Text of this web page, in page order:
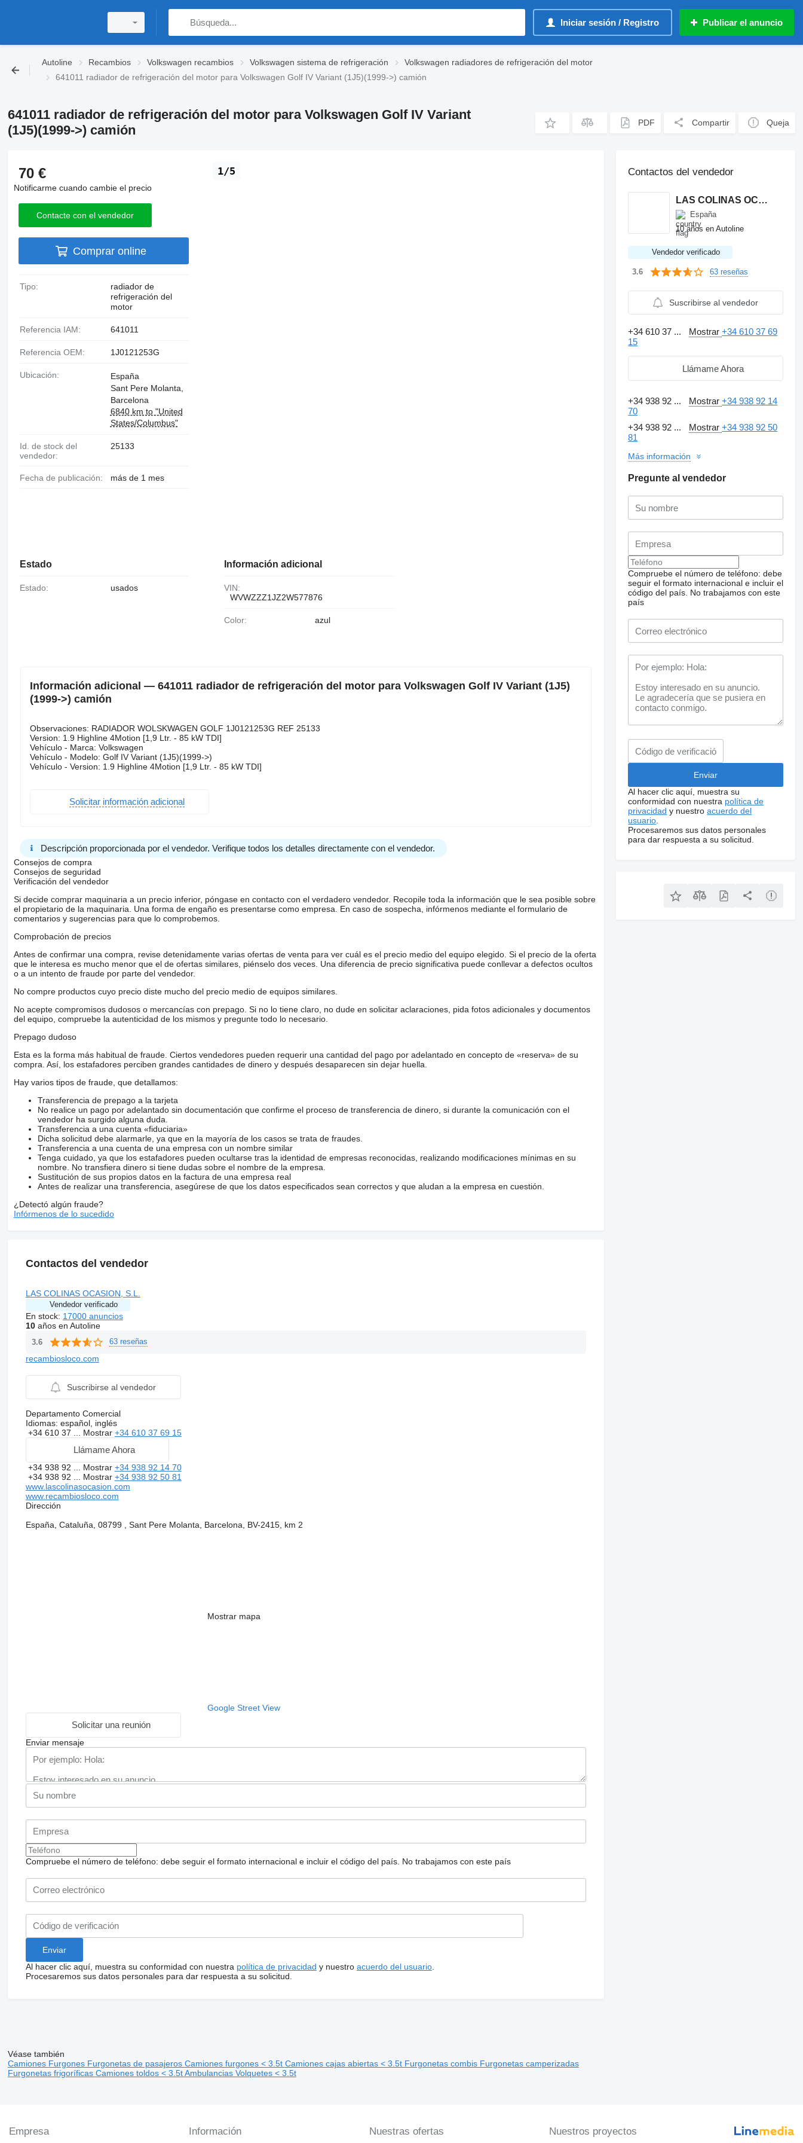
Iniciar sesión / Registro Publicar el anuncio
Autoline Recambios Volkswagen recambios Volkswagen sistema de refrigeración
Volkswagen radiadores de refrigeración del motor
641011 radiador de refrigeración del motor para Volkswagen Golf IV Variant (1J5)(1999->) camión
641011 radiador de refrigeración del motor para Volkswagen Golf IV Variant
(1J5)(1999->) camión
PDF Compartir Queja
Solicitar fotos
1/5
70 €
Notificarme cuando cambie el precio
Contacte con el vendedor
Comprar online
Tipo:
radiador de
refrigeración del
motor
Referencia IAM: 641011
Referencia OEM: 1J0121253G
Ubicación:
España
Sant Pere Molanta,
Barcelona
6840 km to "United
States/Columbus"
Id. de stock del
vendedor:
25133
Fecha de publicación: más de 1 mes
Estado
Estado: usados
Información adicional
VIN:
WVWZZZ1JZ2W577876
Color: azul
Información adicional — 641011 radiador de refrigeración del motor para Volkswagen Golf IV Variant (1J5)
(1999->) camión
Observaciones: RADIADOR WOLSKWAGEN GOLF 1J0121253G REF 25133
Version: 1.9 Highline 4Motion [1,9 Ltr. - 85 kW TDI]
Vehículo - Marca: Volkswagen
Vehículo - Modelo: Golf IV Variant (1J5)(1999->)
Vehículo - Version: 1.9 Highline 4Motion [1,9 Ltr. - 85 kW TDI]
Solicitar información adicional
Descripción proporcionada por el vendedor. Verifique todos los detalles directamente con el vendedor.
Consejos de compra
Consejos de seguridad
Verificación del vendedor
Si decide comprar maquinaria a un precio inferior, póngase en contacto con el verdadero vendedor. Recopile toda la información que le sea posible sobre
el propietario de la maquinaria. Una forma de engaño es presentarse como empresa. En caso de sospecha, infórmenos mediante el formulario de
comentarios y sugerencias para que lo comprobemos.
Comprobación de precios
Antes de confirmar una compra, revise detenidamente varias ofertas de venta para ver cuál es el precio medio del equipo elegido. Si el precio de la oferta
que le interesa es mucho menor que el de ofertas similares, piénselo dos veces. Una diferencia de precio significativa puede conllevar a defectos ocultos
o a un intento de fraude por parte del vendedor.
No compre productos cuyo precio diste mucho del precio medio de equipos similares.
No acepte compromisos dudosos o mercancías con prepago. Si no lo tiene claro, no dude en solicitar aclaraciones, pida fotos adicionales y documentos
del equipo, compruebe la autenticidad de los mismos y pregunte todo lo necesario.
Prepago dudoso
Esta es la forma más habitual de fraude. Ciertos vendedores pueden requerir una cantidad del pago por adelantado en concepto de «reserva» de su
compra. Así, los estafadores perciben grandes cantidades de dinero y después desaparecen sin dejar huella.
Hay varios tipos de fraude, que detallamos:
Transferencia de prepago a la tarjeta
No realice un pago por adelantado sin documentación que confirme el proceso de transferencia de dinero, si durante la comunicación con el
vendedor ha surgido alguna duda.
Transferencia a una cuenta «fiduciaria»
Dicha solicitud debe alarmarle, ya que en la mayoría de los casos se trata de fraudes.
Transferencia a una cuenta de una empresa con un nombre similar
Tenga cuidado, ya que los estafadores pueden ocultarse tras la identidad de empresas reconocidas, realizando modificaciones mínimas en su
nombre. No transfiera dinero si tiene dudas sobre el nombre de la empresa.
Sustitución de sus propios datos en la factura de una empresa real
Antes de realizar una transferencia, asegúrese de que los datos especificados sean correctos y que aludan a la empresa en cuestión.
¿Detectó algún fraude?
Infórmenos de lo sucedido
Contactos del vendedor
LAS COLINAS OCASION, S.L.
Vendedor verificado
En stock: 17000 anuncios
10años en Autoline
3.6 63 reseñas
recambiosloco.com
Suscribirse al vendedor
Departamento Comercial
Idiomas: español, inglés
+34 610 37 ... Mostrar +34 610 37 69 15
Llámame Ahora
+34 938 92 ... Mostrar +34 938 92 14 70
+34 938 92 ... Mostrar +34 938 92 50 81
www.lascolinasocasion.com
www.recambiosloco.com
Dirección
España, Cataluña, 08799 , Sant Pere Molanta, Barcelona, BV-2415, km 2
Mostrar mapa
Google Street View
Solicitar una reunión
Enviar mensaje
Compruebe el número de teléfono: debe seguir el formato internacional e incluir el código del país. No trabajamos con este país
Al hacer clic aquí, muestra su conformidad con nuestra política de privacidad y nuestro acuerdo del usuario.
Procesaremos sus datos personales para dar respuesta a su solicitud.
Contactos del vendedor
LAS COLINAS OCASION, S.L.
España
10 años en Autoline
Vendedor verificado
3.6 63 reseñas
Suscribirse al vendedor
+34 610 37 ... Mostrar+34 610 37 69
15
Llámame Ahora
+34 938 92 ... Mostrar+34 938 92 14
70
+34 938 92 ...
Mostrar+34 938 92 50
81
Más información
Pregunte al vendedor
Compruebe el número de teléfono: debe
seguir el formato internacional e incluir el
código del país. No trabajamos con este
país
Al hacer clic aquí, muestra su
conformidad con nuestra política de
privacidad y nuestroacuerdo del
usuario
Procesaremos sus datos personales
para dar respuesta a su solicitud.
Véase también
Camiones Furgones Furgonetas de pasajeros Camiones furgones < 3.5t Camiones cajas abiertas < 3.5t Furgonetas combis Furgonetas camperizadas
Furgonetas frigoríficas Camiones toldos < 3.5tAmbulancias Volquetes < 3.5t
Empresa Información Nuestras ofertas Nuestros proyectos